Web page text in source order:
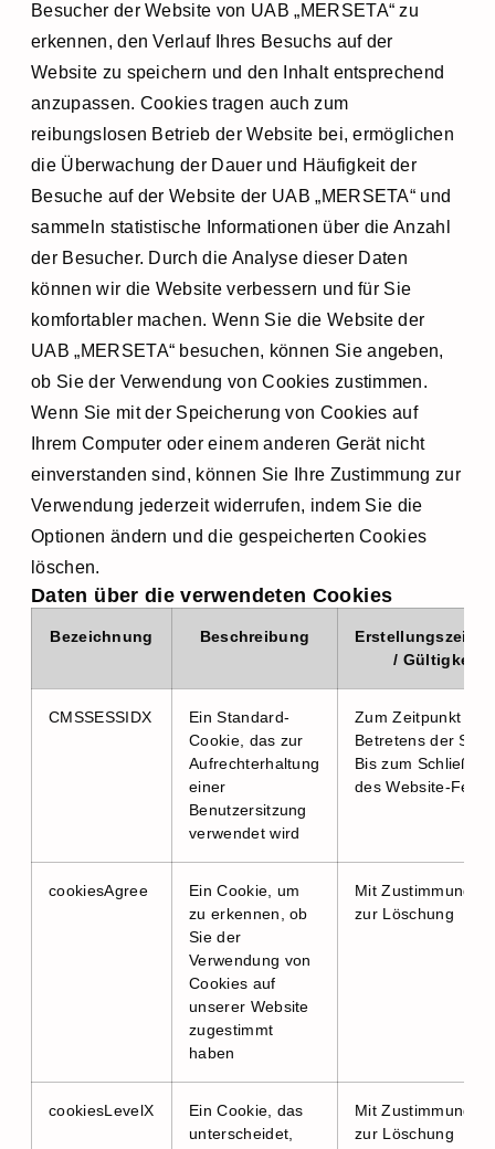
Besucher der Website von UAB „MERSETA“ zu
erkennen, den Verlauf Ihres Besuchs auf der
Website zu speichern und den Inhalt entsprechend
anzupassen. Cookies tragen auch zum
reibungslosen Betrieb der Website bei, ermöglichen
die Überwachung der Dauer und Häufigkeit der
Besuche auf der Website der UAB „MERSETA“ und
sammeln statistische Informationen über die Anzahl
der Besucher. Durch die Analyse dieser Daten
können wir die Website verbessern und für Sie
komfortabler machen. Wenn Sie die Website der
UAB „MERSETA“ besuchen, können Sie angeben,
ob Sie der Verwendung von Cookies zustimmen.
Wenn Sie mit der Speicherung von Cookies auf
Ihrem Computer oder einem anderen Gerät nicht
einverstanden sind, können Sie Ihre Zustimmung zur
Verwendung jederzeit widerrufen, indem Sie die
Optionen ändern und die gespeicherten Cookies
löschen.
Daten über die verwendeten Cookies
Bezeichnung Beschreibung
/ Gültigkeit
CMSSESSIDX
Ein Standard-
Cookie, das zur
Aufrechterhaltung
einer
Benutzersitzung
verwendet wird
Zum Zeitpunkt des
Betretens der
Bis zum Schließen
des Website-
cookiesAgree
Ein Cookie, um
zu erkennen, ob
Sie der
Verwendung von
Cookies auf
unserer Website
zugestimmt
haben
Mit Zustimmung /
zur Löschung
cookiesLevelX
Ein Cookie, das
unterscheidet,
Mit Zustimmung /
zur Löschung